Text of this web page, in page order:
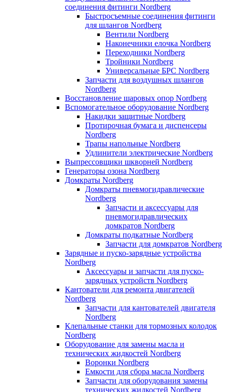
соединения фитинги Nordberg
Быстросъемные соединения фитинги
для шлангов Nordberg
Вентили Nordberg
Наконечники елочка Nordberg
Переходники Nordberg
Тройники Nordberg
Универсальные БРС Nordberg
Запчасти для воздушных шлангов
Nordberg
Восстановление шаровых опор Nordberg
Вспомогательное оборудование Nordberg
Накидки защитные Nordberg
Протирочная бумага и диспенсеры
Nordberg
Трапы напольные Nordberg
Удлинители электрические Nordberg
Выпрессовщики шкворней Nordberg
Генераторы озона Nordberg
Домкраты Nordberg
Домкраты пневмогидравлические
Nordberg
Запчасти и аксессуары для
пневмогидравлических
домкратов Nordberg
Домкраты подкатные Nordberg
Запчасти для домкратов Nordberg
Зарядные и пуско-зарядные устройства
Nordberg
Аксессуары и запчасти для пуско-
зарядных устройств Nordberg
Кантователи для ремонта двигателей
Nordberg
Запчасти для кантователей двигателя
Nordberg
Клепальные станки для тормозных колодок
Nordberg
Оборудование для замены масла и
технических жидкостей Nordberg
Воронки Nordberg
Емкости для сбора масла Nordberg
Запчасти для оборудования замены
технических жидкостей Nordberg